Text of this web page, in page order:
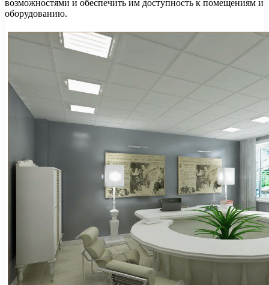
возможностями и обеспечить им доступность к помещениям и
оборудованию.